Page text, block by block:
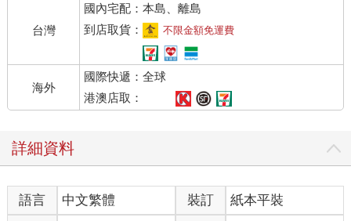
台灣
國內宅配：本島、離島
到店取貨：
不限金額免運費
海外
國際快遞：全球
港澳店取：
詳細資料
語言 中文繁體 裝訂
紙本平裝